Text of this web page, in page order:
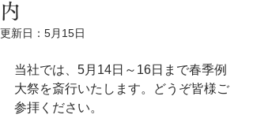
内
更新日： 5月15日
当社では、5月14日～16日まで春季例
大祭を斎行いたします。どうぞ皆様ご
参拝ください。